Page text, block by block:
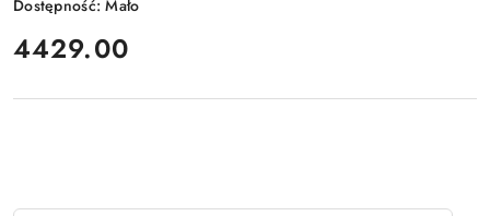
Dostępność:Mało
cena:
4429.00